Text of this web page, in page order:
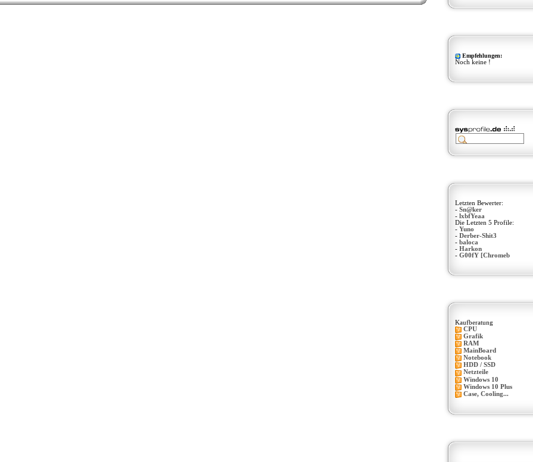
Empfehlungen:
Noch keine !
Letzten Bewerter:
- Sn@ker
- lxbfYeaa
Die Letzten 5 Profile:
- Yuno
- Derber-Shit3
- baloca
- Harkon
- G00fY [Chromeb
Kaufberatung
CPU
Grafik
RAM
MainBoard
Notebook
HDD / SSD
Netzteile
Windows 10
Windows 10 Plus
Case, Cooling...